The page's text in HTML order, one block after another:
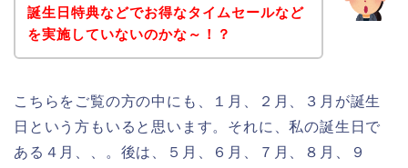
誕生日特典などでお得なタイムセールなど
を実施していないのかな～！？
こちらをご覧の方の中にも、１月、２月、３月が誕生
日という方もいると思います。それに、私の誕生日で
ある４月、、。後は、５月、６月、７月、８月、９